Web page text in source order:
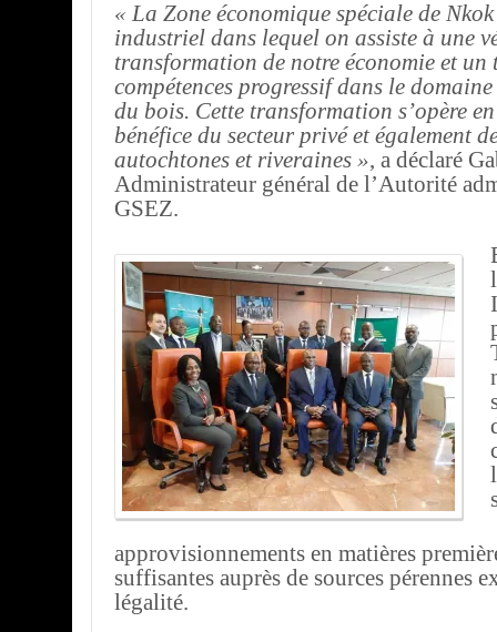
« La Zone économique spéciale de
industriel dans lequel on assiste à une
transformation de notre économie et un
compétences progressif dans le
du bois. Cette transformation s’opère
bénéfice du secteur privé et également
autochtones et riveraines », a déclaré
Administrateur général de l’Autorité
GSEZ.
approvisionnements en matières
suffisantes auprès de sources pérennes
légalité.